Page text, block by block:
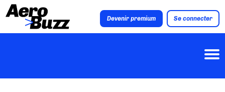
Devenir premium Se connecter